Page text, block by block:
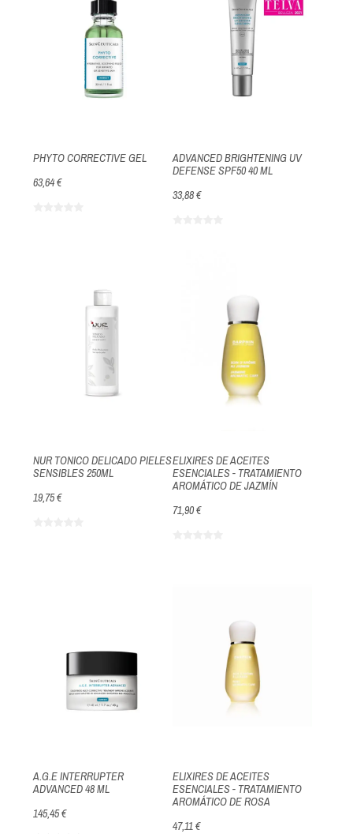
PHYTO CORRECTIVE GEL
63,64 €
ADVANCED BRIGHTENING UV
DEFENSE SPF50 40 ML
33,88 €
NUR TONICO DELICADO PIELES
SENSIBLES 250ML
19,75 €
ELIXIRES DE ACEITES
ESENCIALES - TRATAMIENTO
AROMÁTICO DE JAZMÍN
71,90 €
A.G.E INTERRUPTER
ADVANCED 48 ML
145,45 €
ELIXIRES DE ACEITES
ESENCIALES - TRATAMIENTO
AROMÁTICO DE ROSA
47,11 €